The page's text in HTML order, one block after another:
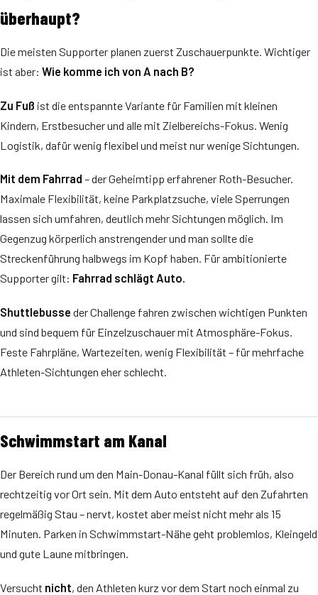
überhaupt?
Die meisten Supporter planen zuerst Zuschauerpunkte. Wichtiger
ist aber: Wie komme ich von A nach B?
Zu Fuß ist die entspannte Variante für Familien mit kleinen
Kindern, Erstbesucher und alle mit Zielbereichs-Fokus. Wenig
Logistik, dafür wenig flexibel und meist nur wenige Sichtungen.
Mit dem Fahrrad – der Geheimtipp erfahrener Roth-Besucher.
Maximale Flexibilität, keine Parkplatzsuche, viele Sperrungen
lassen sich umfahren, deutlich mehr Sichtungen möglich. Im
Gegenzug körperlich anstrengender und man sollte die
Streckenführung halbwegs im Kopf haben. Für ambitionierte
Supporter gilt: Fahrrad schlägt Auto.
Shuttlebusse der Challenge fahren zwischen wichtigen Punkten
und sind bequem für Einzelzuschauer mit Atmosphäre-Fokus.
Feste Fahrpläne, Wartezeiten, wenig Flexibilität – für mehrfache
Athleten-Sichtungen eher schlecht.
Schwimmstart am Kanal
Der Bereich rund um den Main-Donau-Kanal füllt sich früh, also
rechtzeitig vor Ort sein. Mit dem Auto entsteht auf den Zufahrten
regelmäßig Stau – nervt, kostet aber meist nicht mehr als 15
Minuten. Parken in Schwimmstart-Nähe geht problemlos, Kleingeld
und gute Laune mitbringen.
Versucht nicht, den Athleten kurz vor dem Start noch einmal zu